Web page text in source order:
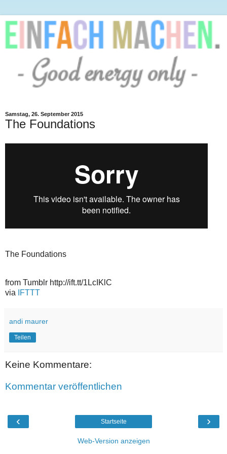
Samstag, 26. September 2015
The Foundations
The Foundations
from Tumblr http://ift.tt/1LcIKlC
via
IFTTT
andi maurer
Teilen
Keine Kommentare:
Kommentar veröffentlichen
‹ ›
Startseite
Web-Version anzeigen